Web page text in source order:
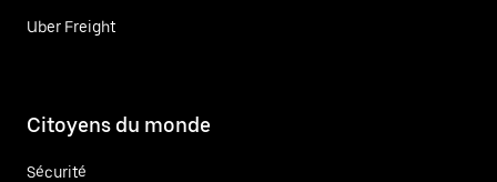
Uber Freight
Citoyens du monde
Sécurité